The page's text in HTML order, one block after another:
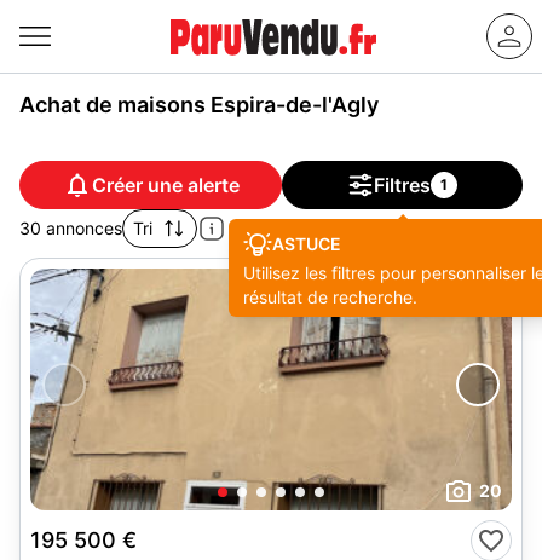
Achat de maisons Espira-de-l'Agly
Créer une alerte Filtres 1
ASTUCE
Utilisez les filtres pour personnaliser
résultat de recherche.
30 annonces Tri
20
195 500 €